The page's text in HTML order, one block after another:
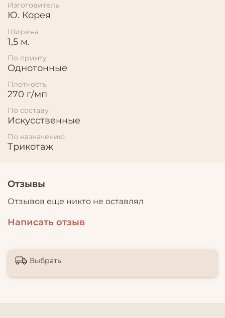
Изготовитель
Ю. Корея
Ширина
1,5 м.
По принту
Однотонные
Плотность
270 г/мп
По составу
Искусственные
По назначению
Трикотаж
Отзывы
Отзывов еще никто не оставлял
Написать отзыв
Выбрать